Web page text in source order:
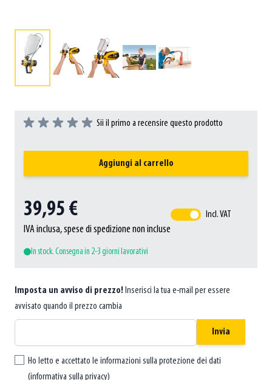
Sii il primo a recensire questo prodotto
Aggiungi al carrello
39,95 €
IVA inclusa, spese di spedizione non incluse
Incl. VAT
In stock. Consegna in 2-3 giorni lavorativi
Imposta un avviso di prezzo! Inserisci la tua e-mail per essere
avvisato quando il prezzo cambia
Invia
Ho letto e accettato le informazioni sulla protezione dei dati
(informativa sulla privacy)